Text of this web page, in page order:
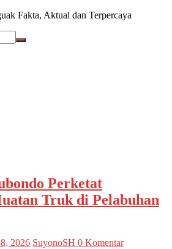
Fakta, Aktual dan Terpercaya
Perketat
Truk di Pelabuhan
2026 SuyonoSH 0 Komentar